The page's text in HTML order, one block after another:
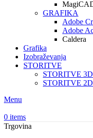
GRAFIKA
Adobe
Adobe
Caldera
Grafika
Izobraževanja
STORITVE
STORITVE
STORITVE
Menu
0 items
Trgovina